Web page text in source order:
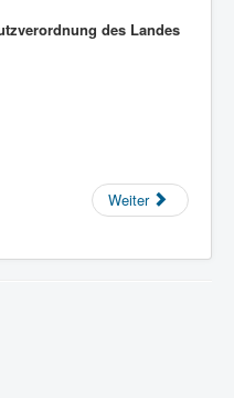
des Landes
Weiter